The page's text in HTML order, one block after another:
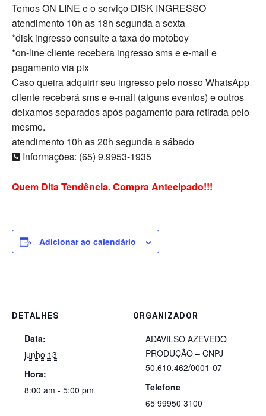
Temos ON LINE e o serviço DISK INGRESSO
atendimento 10h as 18h segunda a sexta
*disk ingresso consulte a taxa do motoboy
*on-line cliente recebera ingresso sms e e-mail e
pagamento via pix
Caso queira adquirir seu ingresso pelo nosso WhatsApp
cliente receberá sms e e-mail (alguns eventos) e outros
deixamos separados após pagamento para retirada pelo
mesmo.
atendimento 10h as 20h segunda a sábado
Informações: (65) 9.9953-1935
Quem Dita Tendência. Compra Antecipado!!!
Adicionar ao calendário
DETALHES
Data:
junho 13
Hora:
8:00 am - 5:00 pm
ORGANIZADOR
ADAVILSO AZEVEDO
PRODUÇÃO – CNPJ
50.610.462/0001-07
Telefone
65 99950 3100